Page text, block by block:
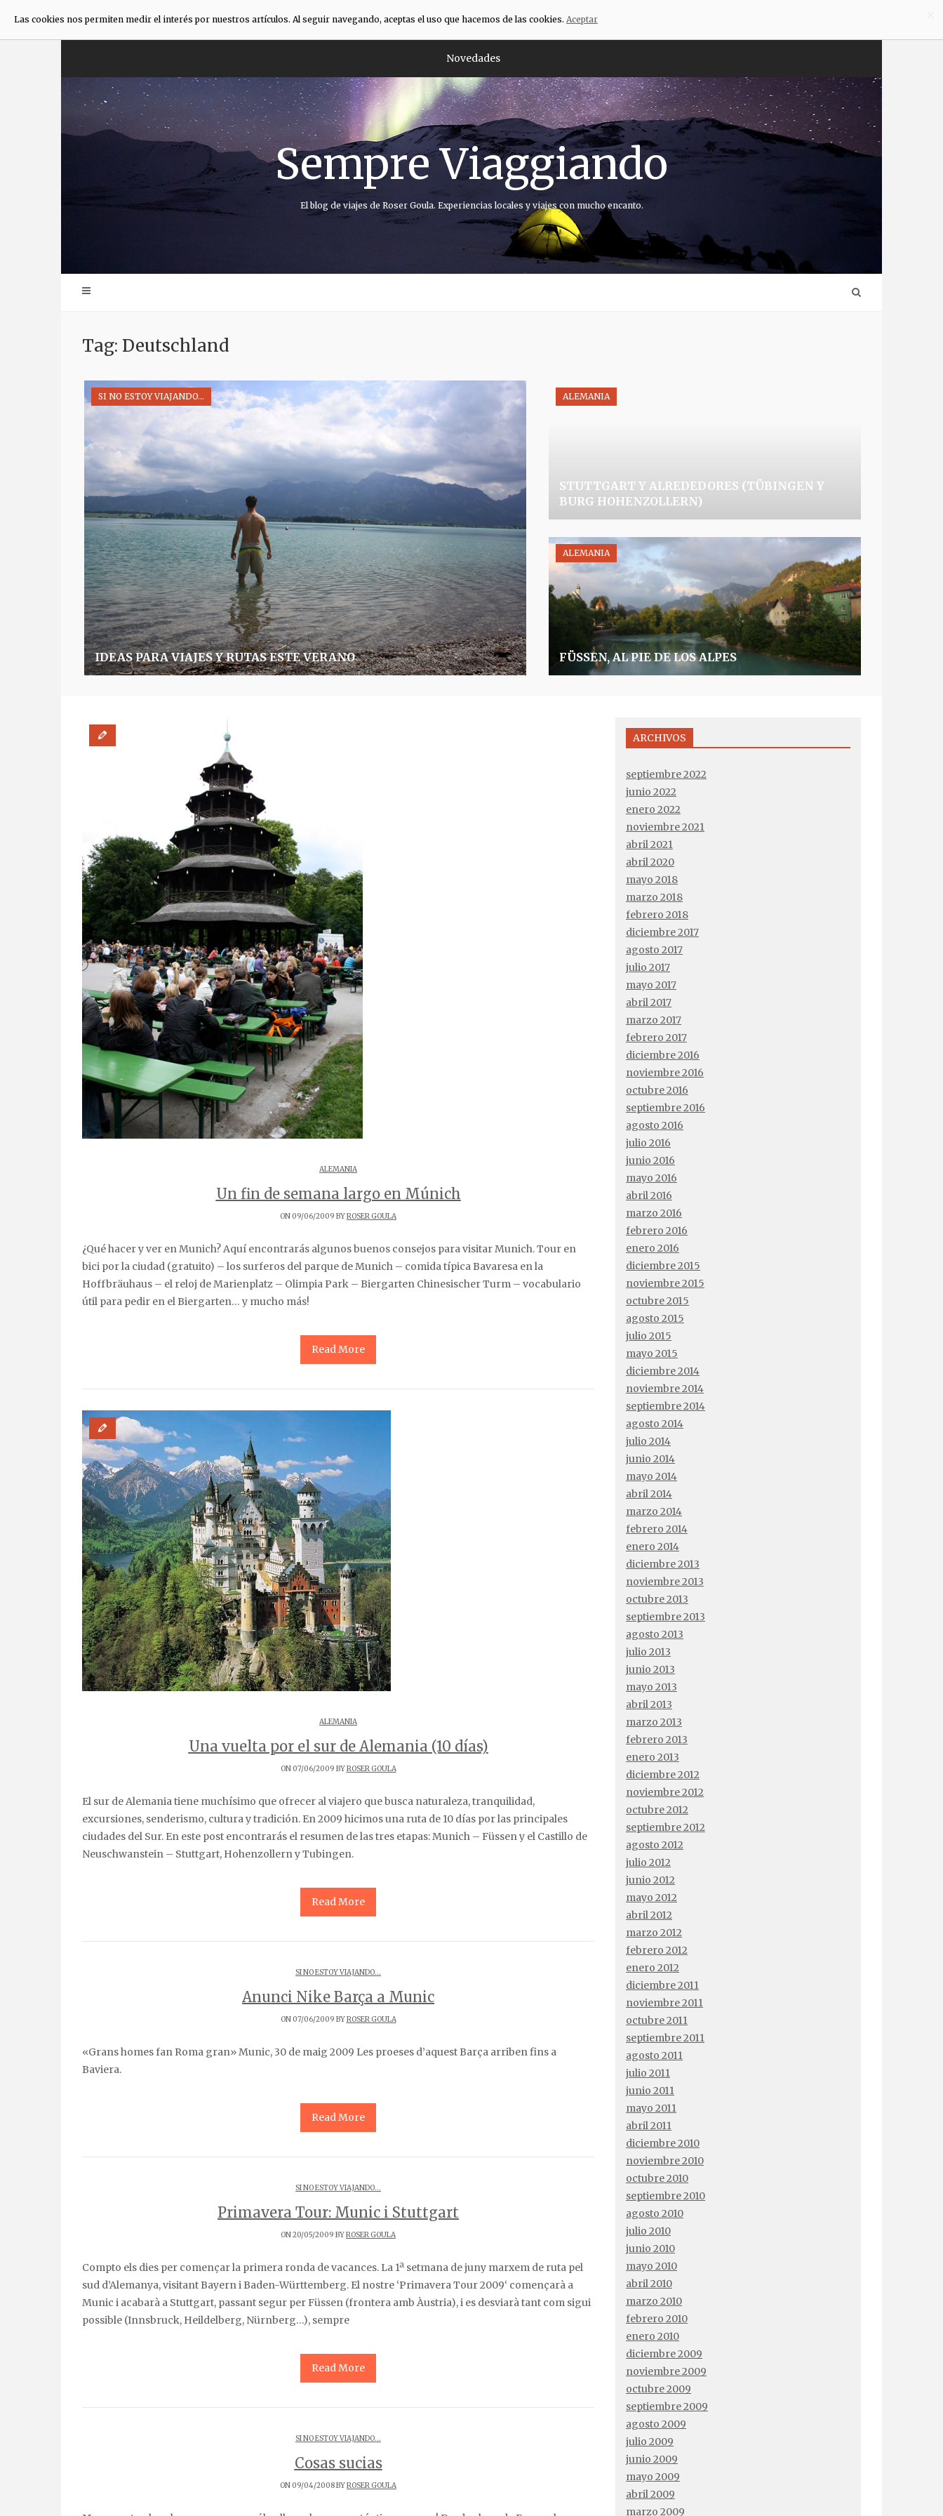
Novedades
Sempre Viaggiando
El blog de viajes de Roser Goula. Experiencias locales y viajes con mucho encanto.
Tag: Deutschland
SI NO ESTOY VIAJANDO...
IDEAS PARA VIAJES Y RUTAS ESTE VERANO
ALEMANIA
STUTTGART Y ALREDEDORES (TÜBINGEN Y
BURG HOHENZOLLERN)
ALEMANIA
FÜSSEN, AL PIE DE LOS ALPES
ALEMANIA
ALEMANIA
Un fin de semana largo en Múnich
ON 09/06/2009 BYROSER GOULA
¿Qué hacer y ver en Munich? Aquí encontrarás algunos buenos consejos para visitar Munich. Tour en
bici por la ciudad (gratuito) – los surferos del parque de Munich – comida típica Bavaresa en la
Hoffbräuhaus – el reloj de Marienplatz – Olimpia Park – Biergarten Chinesischer Turm – vocabulario
útil para pedir en el Biergarten… y mucho más!
Read More
ALEMANIA
Una vuelta por el sur de Alemania (10 días)
ON 07/06/2009 BYROSER GOULA
El sur de Alemania tiene muchísimo que ofrecer al viajero que busca naturaleza, tranquilidad,
excursiones, senderismo, cultura y tradición. En 2009 hicimos una ruta de 10 días por las principales
ciudades del Sur. En este post encontrarás el resumen de las tres etapas: Munich – Füssen y el Castillo de
Neuschwanstein – Stuttgart, Hohenzollern y Tubingen.
Read More
SI NO ESTOY VIAJANDO...
Anunci Nike Barça a Munic
ON 07/06/2009 BYROSER GOULA
«Grans homes fan Roma gran» Munic, 30 de maig 2009 Les proeses d’aquest Barça arriben fins a
Baviera.
Read More
SI NO ESTOY VIAJANDO...
Primavera Tour: Munic i Stuttgart
ON 20/05/2009 BYROSER GOULA
Compto els dies per començar la primera ronda de vacances. La 1ª setmana de juny marxem de ruta pel
sud d’Alemanya, visitant Bayern i Baden-Württemberg. El nostre ‘Primavera Tour 2009‘ començarà a
Munic i acabarà a Stuttgart, passant segur per Füssen (frontera amb Àustria), i es desviarà tant com sigui
possible (Innsbruck, Heildelberg, Nürnberg…), sempre
Read More
SI NO ESTOY VIAJANDO...
Cosas sucias
ON 09/04/2008 BYROSER GOULA
ARCHIVOS
septiembre 2022
junio 2022
enero 2022
noviembre 2021
abril 2021
abril 2020
mayo 2018
marzo 2018
febrero 2018
diciembre 2017
agosto 2017
julio 2017
mayo 2017
abril 2017
marzo 2017
febrero 2017
diciembre 2016
noviembre 2016
octubre 2016
septiembre 2016
agosto 2016
julio 2016
junio 2016
mayo 2016
abril 2016
marzo 2016
febrero 2016
enero 2016
diciembre 2015
noviembre 2015
octubre 2015
agosto 2015
julio 2015
mayo 2015
diciembre 2014
noviembre 2014
septiembre 2014
agosto 2014
julio 2014
junio 2014
mayo 2014
abril 2014
marzo 2014
febrero 2014
enero 2014
diciembre 2013
noviembre 2013
octubre 2013
septiembre 2013
agosto 2013
julio 2013
junio 2013
mayo 2013
abril 2013
marzo 2013
febrero 2013
enero 2013
diciembre 2012
noviembre 2012
octubre 2012
septiembre 2012
agosto 2012
julio 2012
junio 2012
mayo 2012
abril 2012
marzo 2012
febrero 2012
enero 2012
diciembre 2011
noviembre 2011
octubre 2011
septiembre 2011
agosto 2011
julio 2011
junio 2011
mayo 2011
abril 2011
diciembre 2010
noviembre 2010
octubre 2010
septiembre 2010
agosto 2010
julio 2010
junio 2010
mayo 2010
abril 2010
marzo 2010
febrero 2010
enero 2010
diciembre 2009
noviembre 2009
octubre 2009
septiembre 2009
agosto 2009
julio 2009
junio 2009
mayo 2009
abril 2009
marzo 2009
Las cookies nos permiten medir el interés por nuestros artículos. Al seguir navegando, aceptas el uso que hacemos de las cookies. Aceptar